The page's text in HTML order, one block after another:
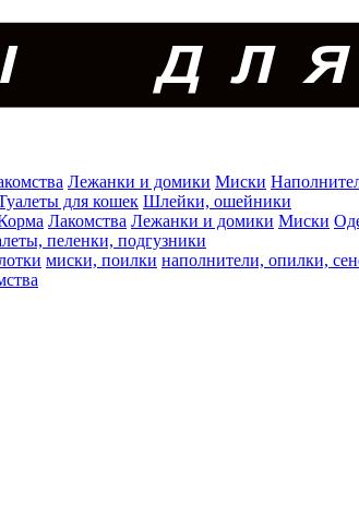
Лежанки и домики Миски
для кошек Шлейки, ошейники
Лакомства Лежанки и домики Миски
пеленки, подгузники
миски, поилки наполнители, опилки,